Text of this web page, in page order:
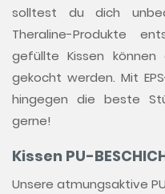
solltest du dich
Theraline-Produkte
gefüllte Kissen
gekocht werden. Mit
hingegen die beste
gerne!
Kissen PU-
Unsere atmungsaktive